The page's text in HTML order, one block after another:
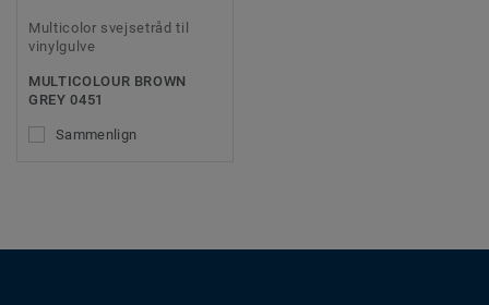
Multicolor svejsetråd til
vinylgulve
MULTICOLOUR BROWN
GREY 0451
Sammenlign